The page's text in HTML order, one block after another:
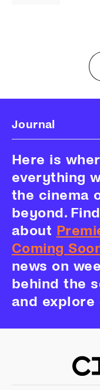
Journal
Here is
everything
the cinema
beyond.
about
Coming
news on
behind the
and explore